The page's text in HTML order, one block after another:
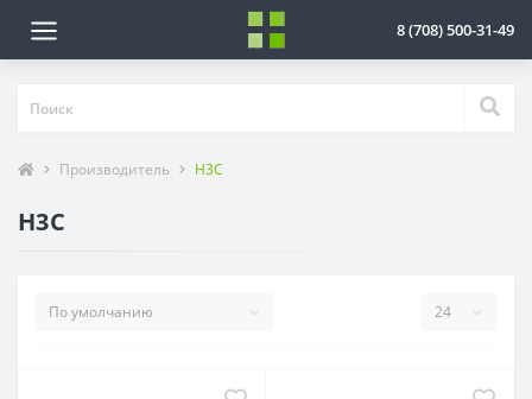
8 (708) 500-31-49
Производитель H3C
H3C